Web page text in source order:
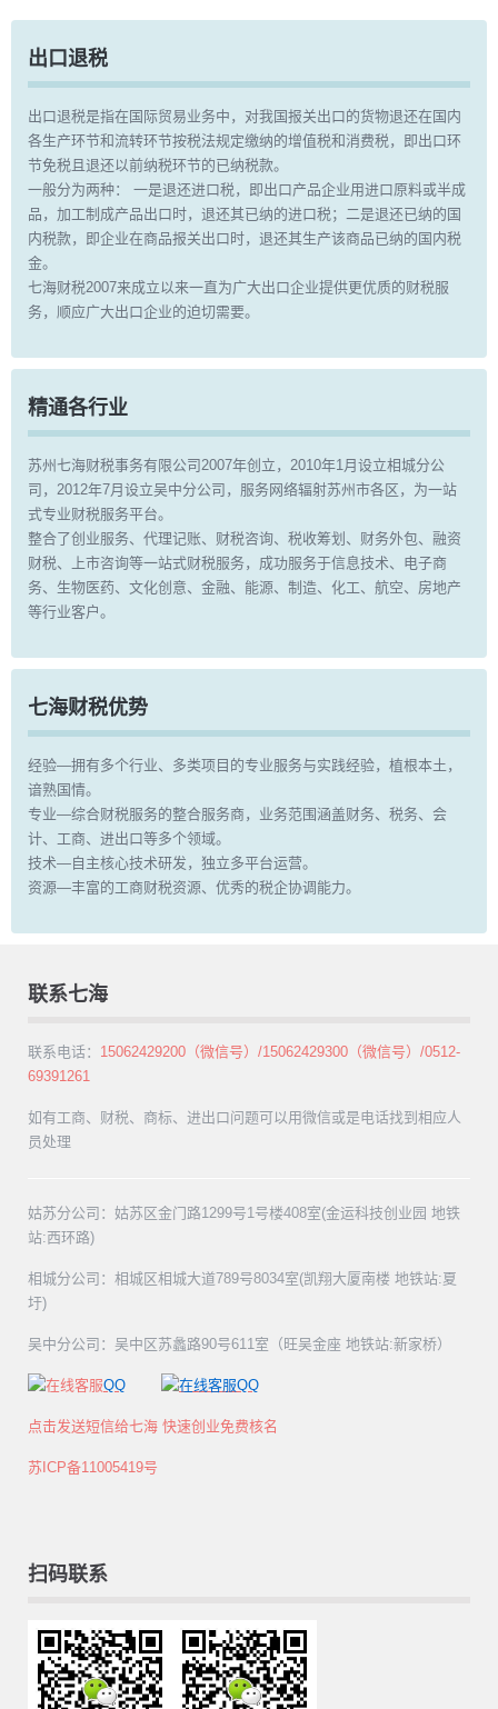
出口退税
出口退税是指在国际贸易业务中，对我国报关出口的货物退还在国内
各生产环节和流转环节按税法规定缴纳的增值税和消费税，即出口环
节免税且退还以前纳税环节的已纳税款。
一般分为两种： 一是退还进口税，即出口产品企业用进口原料或半成
品，加工制成产品出口时，退还其已纳的进口税；二是退还已纳的国
内税款，即企业在商品报关出口时，退还其生产该商品已纳的国内税
金。
七海财税2007来成立以来一直为广大出口企业提供更优质的财税服
务，顺应广大出口企业的迫切需要。
精通各行业
苏州七海财税事务有限公司2007年创立，2010年1月设立相城分公
司，2012年7月设立吴中分公司，服务网络辐射苏州市各区，为一站
式专业财税服务平台。
整合了创业服务、代理记账、财税咨询、税收筹划、财务外包、融资
财税、上市咨询等一站式财税服务，成功服务于信息技术、电子商
务、生物医药、文化创意、金融、能源、制造、化工、航空、房地产
等行业客户。
七海财税优势
经验—拥有多个行业、多类项目的专业服务与实践经验，植根本土，
谙熟国情。
专业—综合财税服务的整合服务商，业务范围涵盖财务、税务、会
计、工商、进出口等多个领域。
技术—自主核心技术研发，独立多平台运营。
资源—丰富的工商财税资源、优秀的税企协调能力。
联系七海
联系电话： 15062429200（微信号）/15062429300（微信号）/0512-
69391261
如有工商、财税、商标、进出口问题可以用微信或是电话找到相应人
员处理
姑苏分公司：姑苏区金门路1299号1号楼408室(金运科技创业园 地铁
站:西环路)
相城分公司：相城区相城大道789号8034室(凯翔大厦南楼 地铁站:夏
圩)
吴中分公司：吴中区苏蠡路90号611室（旺吴金座 地铁站:新家桥）
QQ QQ
点击发送短信给七海 快速创业免费核名
苏ICP备11005419号
扫码联系